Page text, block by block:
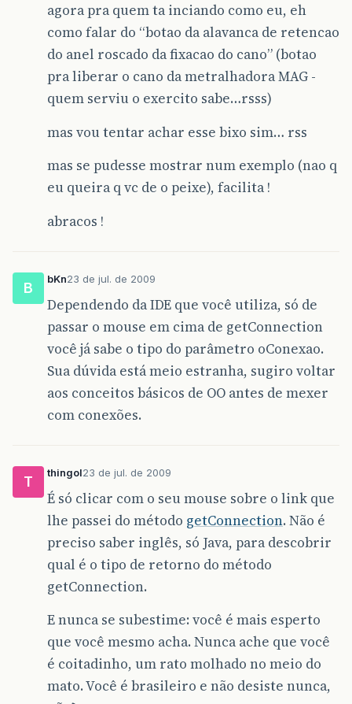
agora pra quem ta inciando como eu, eh
como falar do “botao da alavanca de retencao
do anel roscado da fixacao do cano” (botao
pra liberar o cano da metralhadora MAG -
quem serviu o exercito sabe…rsss)
mas vou tentar achar esse bixo sim… rss
mas se pudesse mostrar num exemplo (nao q
eu queira q vc de o peixe), facilita !
abracos !
B
bKn23 de jul. de 2009
Dependendo da IDE que você utiliza, só de
passar o mouse em cima de getConnection
você já sabe o tipo do parâmetro oConexao.
Sua dúvida está meio estranha, sugiro voltar
aos conceitos básicos de OO antes de mexer
com conexões.
T
thingol23 de jul. de 2009
É só clicar com o seu mouse sobre o link que
lhe passei do método getConnection. Não é
preciso saber inglês, só Java, para descobrir
qual é o tipo de retorno do método
getConnection.
E nunca se subestime: você é mais esperto
que você mesmo acha. Nunca ache que você
é coitadinho, um rato molhado no meio do
mato. Você é brasileiro e não desiste nunca,